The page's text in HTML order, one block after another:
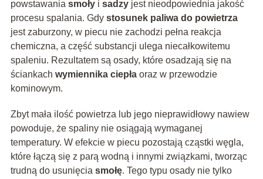
powstawania smołyi sadzyjest nieodpowiednia jakość
procesu spalania. Gdy stosunek paliwa do powietrza
jest zaburzony, w piecu nie zachodzi pełna reakcja
chemiczna, a część substancji ulega niecałkowitemu
spaleniu. Rezultatem są osady, które osadzają się na
ściankach wymiennika ciepłaoraz w przewodzie
kominowym.
Zbyt mała ilość powietrza lub jego nieprawidłowy nawiew
powoduje, że spaliny nie osiągają wymaganej
temperatury. W efekcie w piecu pozostają cząstki węgla,
które łączą się z parą wodną i innymi związkami, tworząc
trudną do usunięcia smołę. Tego typu osady nie tylko